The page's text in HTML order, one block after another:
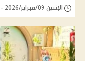
الإثنين 09/فبراير/2026 - 02:24 ص